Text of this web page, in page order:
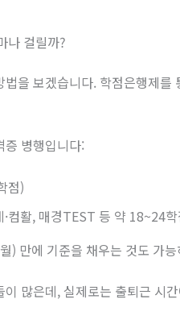
나 걸릴까?
을 보겠습니다. 학점은행제
증 병행입니다:
점)
컴활, 매경TEST 등 약 18~24
) 만에 기준을 채우는 것도 가
많은데, 실제로는 출퇴근 시